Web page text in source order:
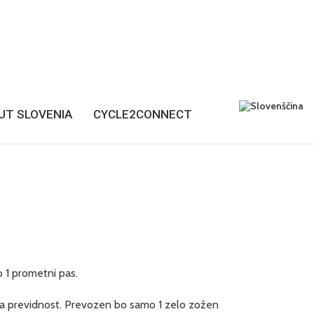
SLOVENIA CYCLE2CONNECT
prometni pas.
previdnost. Prevozen bo samo 1 zelo zožen